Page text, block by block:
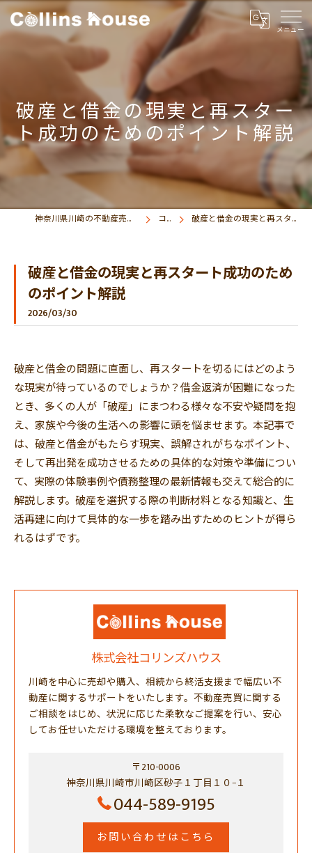
破産と借金の現実と再スター
ト成功のためのポイント解説
神奈川県川崎の不動産売買なら株式会社コリンズハウス コラム 破産と借金の現実と再スタート成功のためのポイント解説
破産と借金の現実と再スタート成功のため
のポイント解説
2026/03/30
破産と借金の問題に直面し、再スタートを切るにはどのよう
な現実が待っているのでしょうか？借金返済が困難になった
とき、多くの人が「破産」にまつわる様々な不安や疑問を抱
え、家族や今後の生活への影響に頭を悩ませます。本記事で
は、破産と借金がもたらす現実、誤解されがちなポイント、
そして再出発を成功させるための具体的な対策や準備につい
て、実際の体験事例や債務整理の最新情報も交えて総合的に
解説します。破産を選択する際の判断材料となる知識と、生
活再建に向けて具体的な一歩を踏み出すためのヒントが得ら
れるはずです。
株式会社コリンズハウス
川崎を中心に売却や購入、相続から終活支援まで幅広い不
動産に関するサポートをいたします。不動産売買に関する
ご相談をはじめ、状況に応じた柔軟なご提案を行い、安心
してお任せいただける環境を整えております。
〒210-0006
神奈川県川崎市川崎区砂子１丁目１０−１
044-589-9195
お問い合わせはこちら